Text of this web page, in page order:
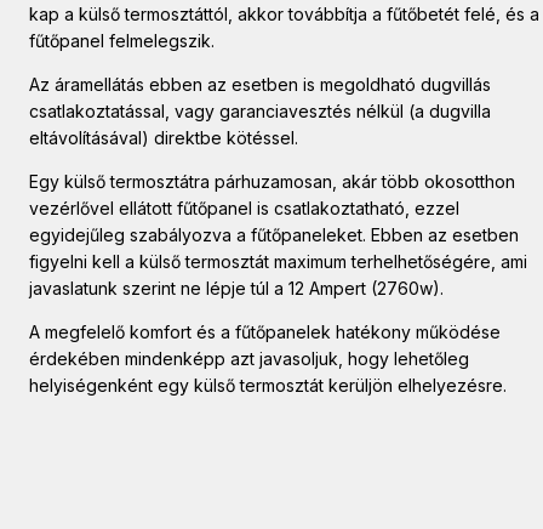
kap a külső termosztáttól, akkor továbbítja a fűtőbetét felé, és a
fűtőpanel felmelegszik.
Az áramellátás ebben az esetben is megoldható dugvillás
csatlakoztatással, vagy garanciavesztés nélkül (a dugvilla
eltávolításával) direktbe kötéssel.
Egy külső termosztátra párhuzamosan, akár több okosotthon
vezérlővel ellátott fűtőpanel is csatlakoztatható, ezzel
egyidejűleg szabályozva a fűtőpaneleket. Ebben az esetben
figyelni kell a külső termosztát maximum terhelhetőségére, ami
javaslatunk szerint ne lépje túl a 12 Ampert (2760w).
A megfelelő komfort és a fűtőpanelek hatékony működése
érdekében mindenképp azt javasoljuk, hogy lehetőleg
helyiségenként egy külső termosztát kerüljön elhelyezésre.